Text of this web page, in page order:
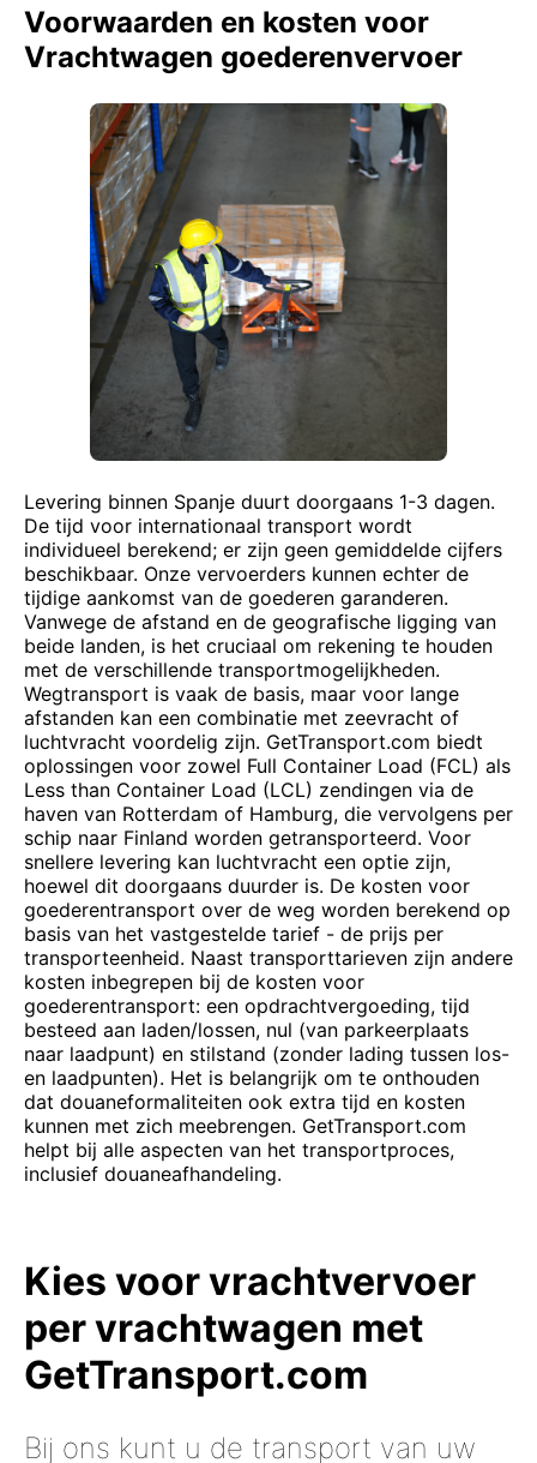
Voorwaarden en kosten voor
Vrachtwagen goederenvervoer
Levering binnen Spanje duurt doorgaans 1-3 dagen.
De tijd voor internationaal transport wordt
individueel berekend; er zijn geen gemiddelde cijfers
beschikbaar. Onze vervoerders kunnen echter de
tijdige aankomst van de goederen garanderen.
Vanwege de afstand en de geografische ligging van
beide landen, is het cruciaal om rekening te houden
met de verschillende transportmogelijkheden.
Wegtransport is vaak de basis, maar voor lange
afstanden kan een combinatie met zeevracht of
luchtvracht voordelig zijn. GetTransport.com biedt
oplossingen voor zowel Full Container Load (FCL) als
Less than Container Load (LCL) zendingen via de
haven van Rotterdam of Hamburg, die vervolgens per
schip naar Finland worden getransporteerd. Voor
snellere levering kan luchtvracht een optie zijn,
hoewel dit doorgaans duurder is. De kosten voor
goederentransport over de weg worden berekend op
basis van het vastgestelde tarief - de prijs per
transporteenheid. Naast transporttarieven zijn andere
kosten inbegrepen bij de kosten voor
goederentransport: een opdrachtvergoeding, tijd
besteed aan laden/lossen, nul (van parkeerplaats
naar laadpunt) en stilstand (zonder lading tussen los-
en laadpunten). Het is belangrijk om te onthouden
dat douaneformaliteiten ook extra tijd en kosten
kunnen met zich meebrengen. GetTransport.com
helpt bij alle aspecten van het transportproces,
inclusief douaneafhandeling.
Kies voor vrachtvervoer
per vrachtwagen met
GetTransport.com
Bij ons kunt u de transport van uw